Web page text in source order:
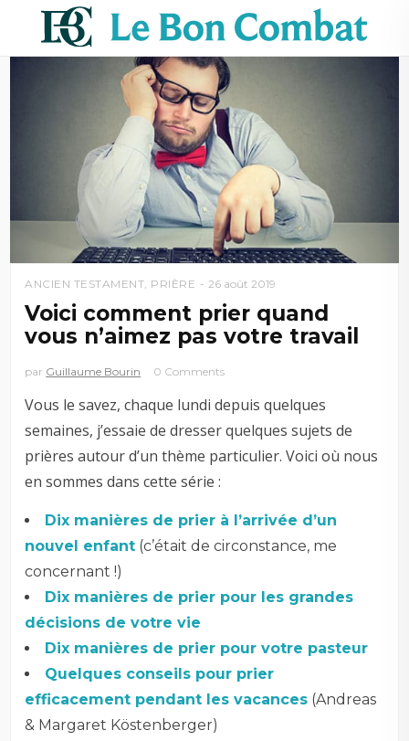
ANCIEN TESTAMENT, PRIÈRE 26 août 2019
Voici comment prier quand
vous n’aimez pas votre travail
par Guillaume Bourin 0 Comments
Vous le savez, chaque lundi depuis quelques
semaines, j’essaie de dresser quelques sujets de
prières autour d’un thème particulier. Voici où nous
en sommes dans cette série :
Dix manières de prier à l’arrivée d’un
nouvel enfant (c’était de circonstance, me
concernant !)
Dix manières de prier pour les grandes
décisions de votre vie
Dix manières de prier pour votre pasteur
Quelques conseils pour prier
efficacement pendant les vacances (Andreas
& Margaret Köstenberger)